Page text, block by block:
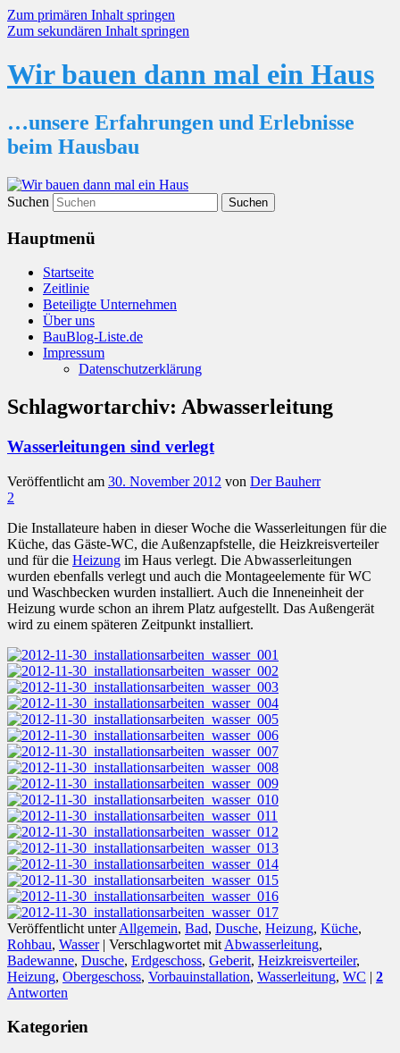
Zum primären Inhalt springen
Zum sekundären Inhalt springen
Wir bauen dann mal ein Haus
…unsere Erfahrungen und Erlebnisse
beim Hausbau
Suchen
Hauptmenü
Startseite
Zeitlinie
Beteiligte Unternehmen
Über uns
BauBlog-Liste.de
Impressum
Datenschutzerklärung
Schlagwortarchiv: Abwasserleitung
Wasserleitungen sind verlegt
Veröffentlicht am 30. November 2012 von Der Bauherr
2
Die Installateure haben in dieser Woche die Wasserleitungen für die
Küche, das Gäste-WC, die Außenzapfstelle, die Heizkreisverteiler
und für die Heizung im Haus verlegt. Die Abwasserleitungen
wurden ebenfalls verlegt und auch die Montageelemente für WC
und Waschbecken wurden installiert. Auch die Inneneinheit der
Heizung wurde schon an ihrem Platz aufgestellt. Das Außengerät
wird zu einem späteren Zeitpunkt installiert.
Veröffentlicht unter Allgemein, Bad, Dusche, Heizung, Küche,
Rohbau, Wasser | Verschlagwortet mit Abwasserleitung,
Badewanne, Dusche, Erdgeschoss, Geberit, Heizkreisverteiler,
Heizung, Obergeschoss, Vorbauinstallation, Wasserleitung, WC | 2
Antworten
Kategorien